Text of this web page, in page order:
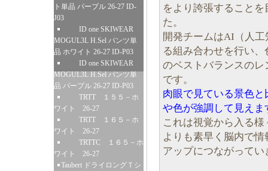
ト単品 パープル 26-27 ID-
J03
ID one SKIWEAR
MOGUL3L H.Sel パンツ単
品 ホワイト 26-27 ID-P03
ID one SKIWEAR
MOGUL3L H.Sel パンツ単
品 パープル 26-27 ID-P03
TRTT １５５－ホ
ワイト 26-27
TRTT １６５－ホ
ワイト 26-27
TRTTC １６５－ホ
ワイト 26-27
Taubert ドライロングＴシ
をより誇張すること
た。
開発チームはAI（人
る組み合わせを行い
のベストバランスの
です。
肉眼で見ている景色
や色が強調して見えま
これは視覚から入る
よりも素早く脳内で
アップにつながってい